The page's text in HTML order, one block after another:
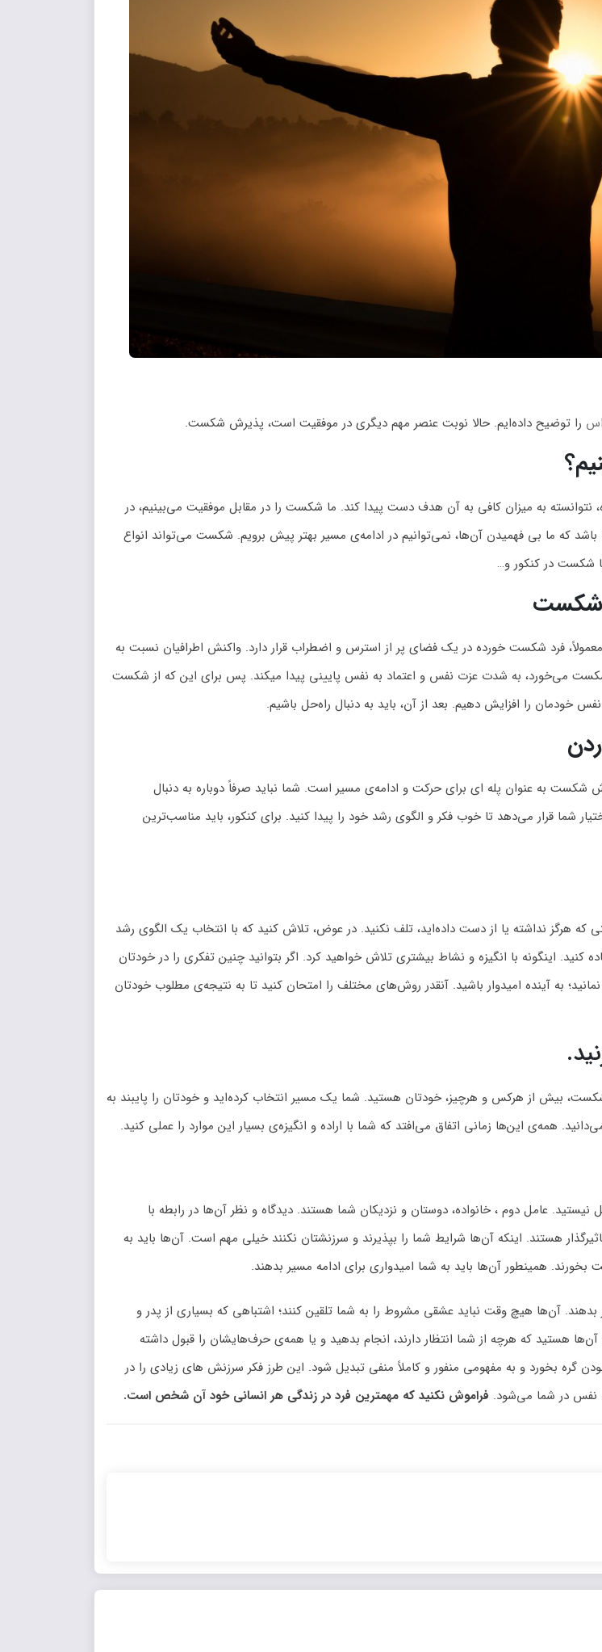
را توضیح داده‌ایم. حالا نوبت عنصر مهم دیگری در موفقیت است، پذیرش شکست.
به میزان کافی به آن هدف دست پیدا کند. ما شکست را در مقابل موفقیت می‌بینیم، در
که ما بی فهمیدن آن‌ها، نمی‌توانیم در ادامه‌ی مسیر بهتر پیش برویم. شکست می‌تواند انواع
شکست در کنکور و…
شکست
فرد شکست خورده در یک فضای پر از استرس و اضطراب قرار دارد. واکنش اطرافیان نسبت به
می‌خورد، به شدت عزت نفس و اعتماد به نفس پایینی پیدا میکند. پس برای این که از شکست
خودمان را افزایش دهیم. بعد از آن، باید به دنبال راه‌حل باشیم.
شکست به عنوان پله ای برای حرکت و ادامه‌ی مسیر است. شما نباید صرفاً دوباره به دنبال
قرار می‌دهد تا خوب فکر و الگوی رشد خود را پیدا کنید. برای کنکور، باید مناسب‌ترین
که هرگز نداشته‌ یا از دست داده‌اید، تلف نکنید. در عوض، تلاش کنید که با انتخاب یک الگوی رشد
کنید. اینگونه با انگیزه و نشاط بیشتری تلاش خواهید کرد. اگر بتوانید چنین تفکری را در خودتان
به آینده امیدوار باشید. آنقدر روش‌های مختلف را امتحان کنید تا به نتیجه‌ی مطلوب خودتان
بیش از هرکس و هرچیز، خودتان هستید. شما یک مسیر انتخاب کرده‌اید و خودتان را پایبند به
همه‌ی این‌ها زمانی اتفاق می‌افتد که شما با اراده و انگیزه‌ی بسیار این موارد را عملی کنید.
عامل دوم ، خانواده، دوستان و نزدیکان شما هستند. دیدگاه و نظر آن‌ها در رابطه با
هستند. اینکه آ‌ن‌ها شرایط شما را بپذیرند و سرزنشتان نکنند خیلی مهم است. آن‌ها باید به
همینطور آن‌ها باید به شما امیدواری برای ادامه مسیر بدهند.
آن‌ها هیچ وقت نباید عشقی مشروط را به شما تلقین کنند؛ اشتباهی که بسیاری از پدر و
هستید که هرچه از شما انتظار دارند، انجام بدهید و یا همه‌ی حرف‌هایشان را قبول داشته
گره بخورد و به مفهومی منفور و کاملاً منفی تبدیل شود. این طرز فکر سرزنش های زیادی را در
نفس در شما می‌شود. فراموش نکنید که مهمترین فرد در زندگی هر انسانی خود آن شخص است.